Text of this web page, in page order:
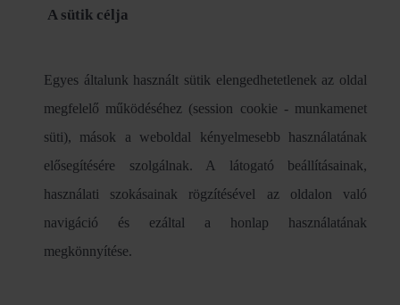
A sütik célja
Egyes általunk használt sütik elengedhetetlenek az oldal
megfelelő működéséhez (session cookie - munkamenet
süti), mások a weboldal kényelmesebb használatának
elősegítésére szolgálnak. A látogató beállításainak,
használati szokásainak rögzítésével az oldalon való
navigáció és ezáltal a honlap használatának
megkönnyítése.